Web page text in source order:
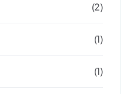
(2)
(1)
(1)